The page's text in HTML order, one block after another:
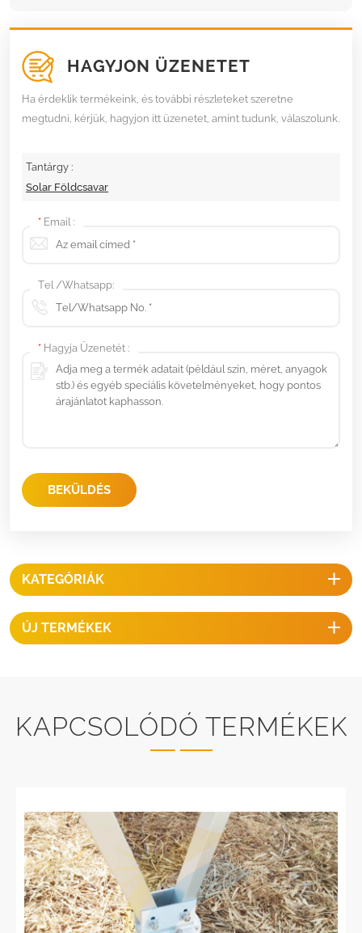
HAGYJON ÜZENETET
Ha érdeklik termékeink, és további részleteket szeretne
megtudni, kérjük, hagyjon itt üzenetet, amint tudunk, válaszolunk.
Tantárgy :
Solar Földcsavar
* Email :
Tel /Whatsapp:
* Hagyja Üzenetét :
BEKÜLDÉS
KATEGÓRIÁK
ÚJ TERMÉKEK
KAPCSOLÓDÓ TERMÉKEK